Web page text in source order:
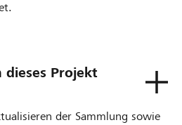
Projekt
der Sammlung sowie